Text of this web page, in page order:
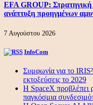
EFA GROUP: Στρατηγική
ανάπτυξη προηγμένων
7 Αυγούστου 2026
InfoCom
Συμφωνία για το
εκτοξεύσεις το 2029
Η SpaceX προβλέπει
παγκόσμια